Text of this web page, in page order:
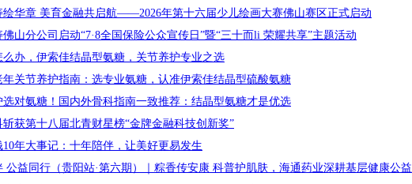
绘华章 美育金融共启航——2026年第十六届少儿绘画大赛佛山赛区正式启动
山分公司启动“7·8全国保险公众宣传日”暨“三十而li 荣耀共享”主题活动
么办，伊索佳结晶型氨糖，关节养护专业之选
年关节养护指南：选专业氨糖，认准伊索佳结晶型硫酸氨糖
选对氨糖！国内外骨科指南一致推荐：结晶型氨糖才是优选
斩获第十八届北青财星榜“金牌金融科技创新奖”
10年大事记：十年陪伴，让美好更易发生
公益同行（贵阳站·第六期）｜粽香传安康 科普护肌肤，海通药业深耕基层健康公益